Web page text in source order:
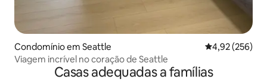
Condomínio em Seattle Classificação
4,92 (256)
Viagem incrível no coração de Seattle
Casas adequadas a famílias